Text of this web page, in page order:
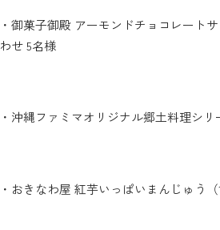
・御菓子御殿 アーモンドチョコレート
わせ 5名様
・沖縄ファミマオリジナル郷土料理シ
・おきなわ屋 紅芋いっぱいまんじゅう